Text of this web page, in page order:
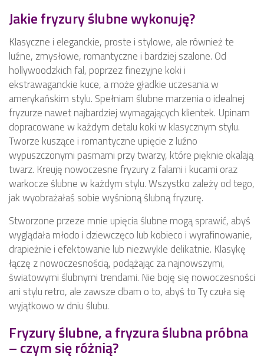
Jakie fryzury ślubne wykonuję?
Klasyczne i eleganckie, proste i stylowe, ale również te
luźne, zmysłowe, romantyczne i bardziej szalone. Od
hollywoodzkich fal, poprzez finezyjne koki i
ekstrawaganckie kuce, a może gładkie uczesania w
amerykańskim stylu. Spełniam ślubne marzenia o idealnej
fryzurze nawet najbardziej wymagających klientek. Upinam
dopracowane w każdym detalu koki w klasycznym stylu.
Tworze kuszące i romantyczne upięcie z luźno
wypuszczonymi pasmami przy twarzy, które pięknie okalają
twarz. Kreuję nowoczesne fryzury z falami i kucami oraz
warkocze ślubne w każdym stylu. Wszystko zależy od tego,
jak wyobrażałaś sobie wyśnioną ślubną fryzurę.
Stworzone przeze mnie upięcia ślubne mogą sprawić, abyś
wyglądała młodo i dziewczęco lub kobieco i wyrafinowanie,
drapieżnie i efektowanie lub niezwykle delikatnie. Klasykę
łączę z nowoczesnością, podążając za najnowszymi,
światowymi ślubnymi trendami. Nie boję się nowoczesności
ani stylu retro, ale zawsze dbam o to, abyś to Ty czuła się
wyjątkowo w dniu ślubu.
Fryzury ślubne, a fryzura ślubna próbna
– czym się różnią?